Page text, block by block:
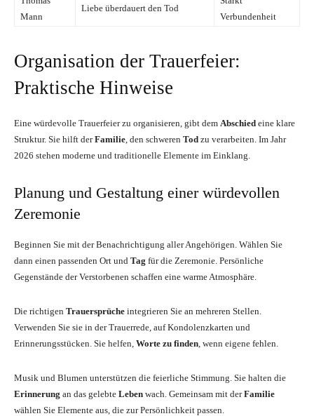
Mann
Liebe überdauert den Tod
Verbundenheit
Organisation der Trauerfeier:
Praktische Hinweise
Eine würdevolle Trauerfeier zu organisieren, gibt dem Abschied eine klare
Struktur. Sie hilft derFamilie, den schweren Tod zu verarbeiten. Im Jahr
2026 stehen moderne und traditionelle Elemente im Einklang.
Planung und Gestaltung einer würdevollen
Zeremonie
Beginnen Sie mit der Benachrichtigung aller Angehörigen. Wählen Sie
dann einen passenden Ort und Tag für die Zeremonie. Persönliche
Gegenstände der Verstorbenen schaffen eine warme Atmosphäre.
Die richtigen Trauersprüche integrieren Sie an mehreren Stellen.
Verwenden Sie sie in der Trauerrede, auf Kondolenzkarten und
Erinnerungsstücken. Sie helfen, Worte zu finden, wenn eigene fehlen.
Musik und Blumen unterstützen die feierliche Stimmung. Sie halten die
Erinnerung an das gelebte Leben wach. Gemeinsam mit derFamilie
wählen Sie Elemente aus, die zur Persönlichkeit passen.